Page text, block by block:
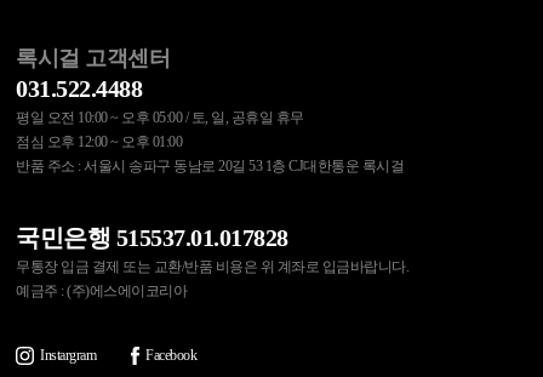
록시걸 고객센터
031.522.4488
평일 오전 10:00 ~ 오후 05:00 / 토, 일, 공휴일 휴무
점심 오후 12:00 ~ 오후 01:00
반품 주소 : 서울시 송파구 동남로 20길 53 1층 CJ대한통운 록시걸
국민은행 515537.01.017828
무통장 입금 결제 또는 교환/반품 비용은 위 계좌로 입금바랍니다.
예금주 : (주)에스에이코리아
Instargram Facebook